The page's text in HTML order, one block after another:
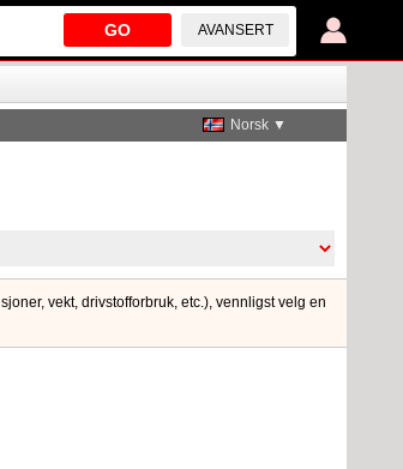
GO AVANSERT
Norsk ▼
vekt, drivstofforbruk, etc.), vennligst velg en